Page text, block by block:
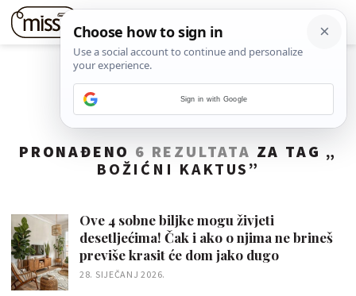
PRONAĐENO 6 REZULTATA ZA TAG „
BOŽIĆNI KAKTUS ”
Ove 4 sobne biljke mogu živjeti
desetljećima! Čak i ako o njima ne brineš
previše krasit će dom jako dugo
28. SIJEČANJ 2026.
Sign in with Google